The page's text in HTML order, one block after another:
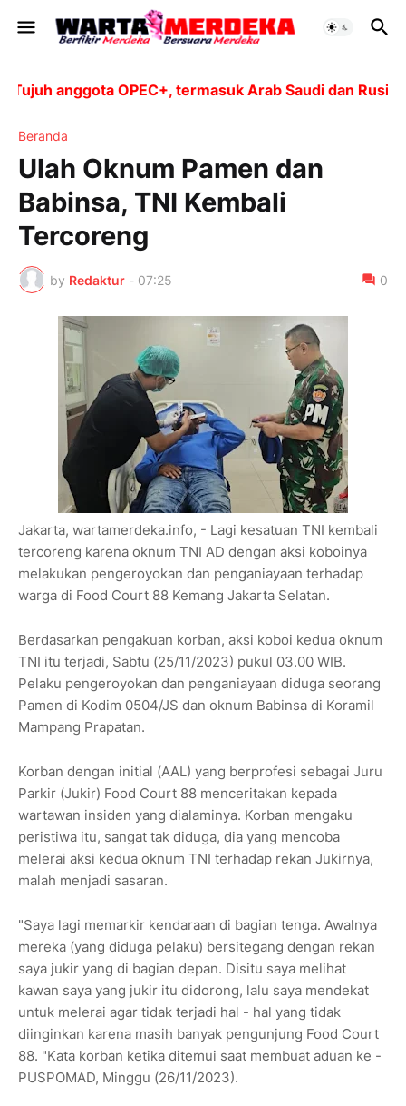
anggota OPEC+, termasuk Arab Saudi dan Rusia,
Beranda
Ulah Oknum Pamen dan
Babinsa, TNI Kembali
Tercoreng
by Redaktur - 07:25 0
Jakarta, wartamerdeka.info, - Lagi kesatuan TNI kembali
tercoreng karena oknum TNI AD dengan aksi koboinya
melakukan pengeroyokan dan penganiayaan terhadap
warga di Food Court 88 Kemang Jakarta Selatan.
Berdasarkan pengakuan korban, aksi koboi kedua oknum
TNI itu terjadi, Sabtu (25/11/2023) pukul 03.00 WIB.
Pelaku pengeroyokan dan penganiayaan diduga seorang
Pamen di Kodim 0504/JS dan oknum Babinsa di Koramil
Mampang Prapatan.
Korban dengan initial (AAL) yang berprofesi sebagai Juru
Parkir (Jukir) Food Court 88 menceritakan kepada
wartawan insiden yang dialaminya. Korban mengaku
peristiwa itu, sangat tak diduga, dia yang mencoba
melerai aksi kedua oknum TNI terhadap rekan Jukirnya,
malah menjadi sasaran.
"Saya lagi memarkir kendaraan di bagian tenga. Awalnya
mereka (yang diduga pelaku) bersitegang dengan rekan
saya jukir yang di bagian depan. Disitu saya melihat
kawan saya yang jukir itu didorong, lalu saya mendekat
untuk melerai agar tidak terjadi hal - hal yang tidak
diinginkan karena masih banyak pengunjung Food Court
88. "Kata korban ketika ditemui saat membuat aduan ke -
PUSPOMAD, Minggu (26/11/2023).